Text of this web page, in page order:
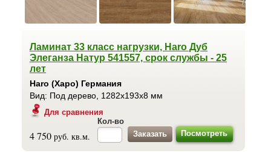
Ламинат 33 класс нагрузки, Haro Дуб
Элеганза Натур 541557, срок службы - 25
лет
Haro (Харо) Германия
Вид: Под дерево, 1282x193x8 мм
Для сравнения
4 750 руб. кв.м.
Кол-во
Посмотреть